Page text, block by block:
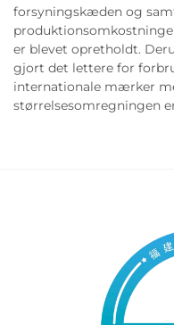
forsyningskæden og
er blevet opretholdt.
gjort det lettere for
internationale mærker
størrelsesomregningen